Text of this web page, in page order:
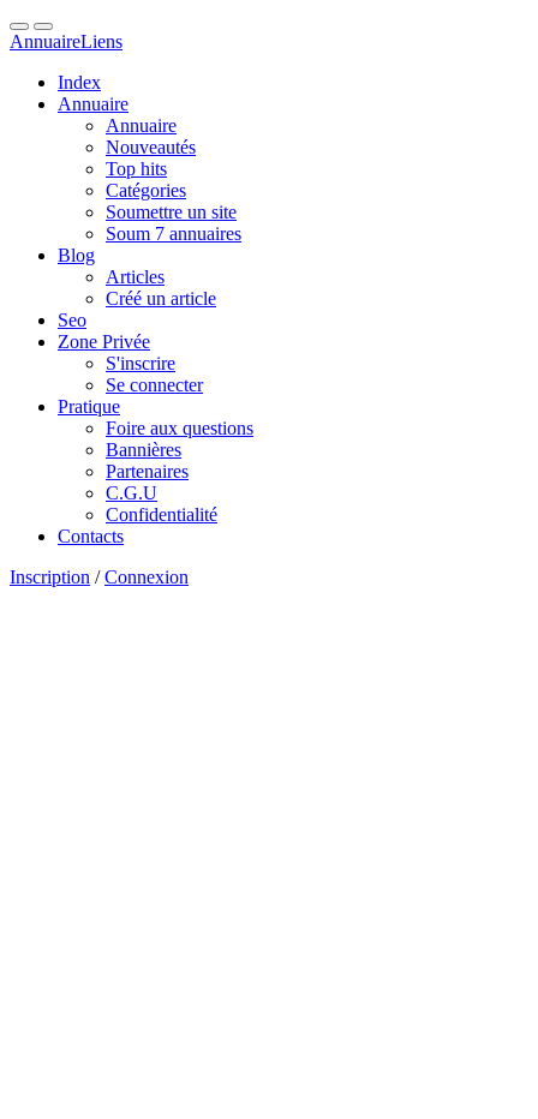
AnnuaireLiens
Index
Annuaire
Annuaire
Nouveautés
Top hits
Catégories
Soumettre un site
Soum 7 annuaires
Blog
Articles
Créé un article
Seo
Zone Privée
S'inscrire
Se connecter
Pratique
Foire aux questions
Bannières
Partenaires
C.G.U
Confidentialité
Contacts
Inscription /Connexion